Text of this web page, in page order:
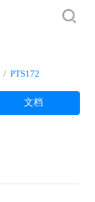
/ PTS172
文档